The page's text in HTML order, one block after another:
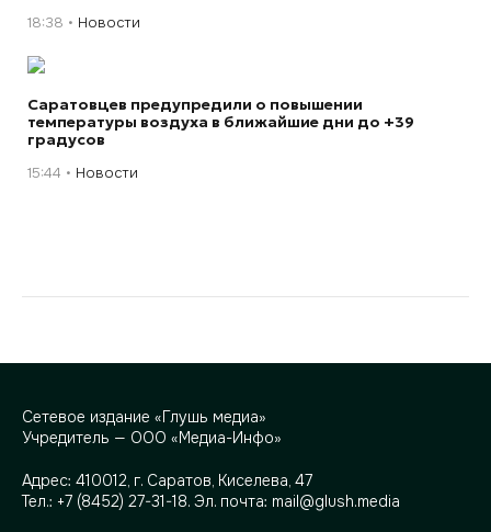
18:38 Новости
Саратовцев предупредили о повышении
температуры воздуха в ближайшие дни до +39
градусов
15:44 Новости
Сетевое издание «Глушь медиа»
Учредитель — ООО «Медиа-Инфо»
Адрес: 410012, г. Саратов, Киселева, 47
Тел.: +7 (8452) 27-31-18. Эл. почта: mail@glush.media